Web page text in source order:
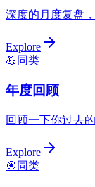
深度的月度复盘
Explore
💪 同类
年度回顾
回顾一下你过去
Explore
🎯 同类